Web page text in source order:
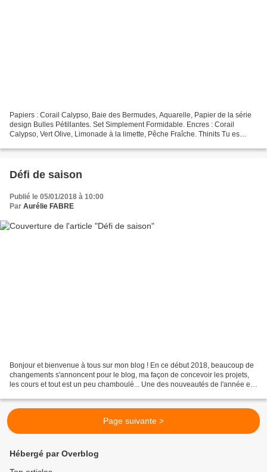
Papiers : Corail Calypso, Baie des Bermudes, Aquarelle, Papier de la série
design Bulles Pétillantes. Set Simplement Formidable. Encres : Corail
Calypso, Vert Olive, Limonade à la limette, Pêche Fraîche. Thinits Tu es
Défi de saison
Publié le 05/01/2018 à 10:00
Par Aurélie FABRE
Bonjour et bienvenue à tous sur mon blog ! En ce début 2018, beaucoup de
changements s'annoncent pour le blog, ma façon de concevoir les projets,
les cours et tout est un peu chamboulé... Une des nouveautés de l'année est
Page suivante >
Hébergé par Overblog